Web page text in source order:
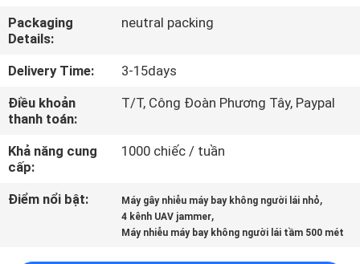
THAM
QUAN
NHÀ
MÁY
KIỂM
SOÁT
Packaging
Details:
neutral packing
Delivery Time:
3-15days
Điều khoản
thanh toán:
T/T, Công Đoàn Phương Tây, Paypal
Khả năng cung
cấp:
1000 chiếc / tuần
Điểm nổi bật: Máy gây nhiễu máy bay không người lái nhỏ,
4 kênh UAV jammer,
Máy nhiễu máy bay không người lái tầm 500 mét